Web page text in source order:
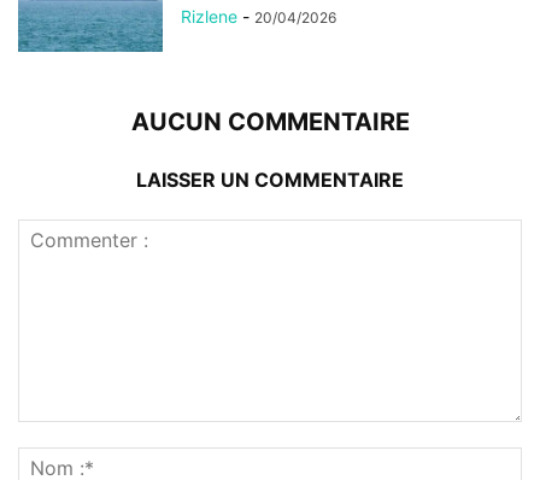
Rizlene - 20/04/2026
AUCUN COMMENTAIRE
LAISSER UN COMMENTAIRE